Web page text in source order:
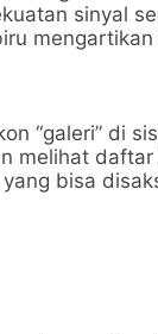
sinyal
mengartikan
“galeri” di
melihat
bisa